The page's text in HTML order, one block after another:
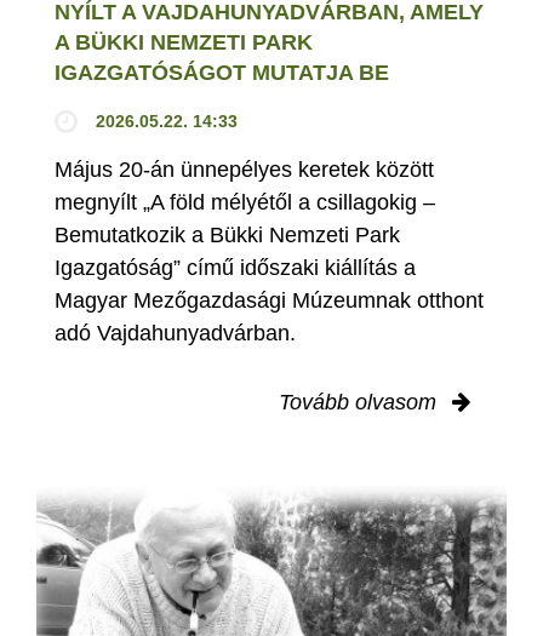
NYÍLT A VAJDAHUNYADVÁRBAN, AMELY
A BÜKKI NEMZETI PARK
IGAZGATÓSÁGOT MUTATJA BE
2026.05.22. 14:33
Május 20-án ünnepélyes keretek között
megnyílt „A föld mélyétől a csillagokig –
Bemutatkozik a Bükki Nemzeti Park
Igazgatóság” című időszaki kiállítás a
Magyar Mezőgazdasági Múzeumnak otthont
adó Vajdahunyadvárban.
Tovább olvasom